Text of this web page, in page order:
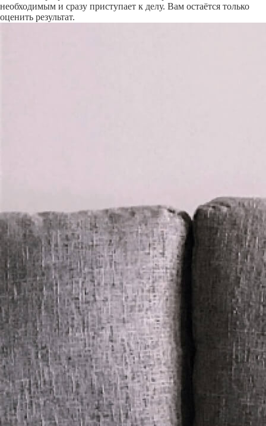
необходимым и сразу приступает к делу. Вам остаётся только
оценить результат.